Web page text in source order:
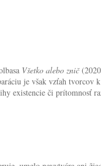
Všetko alebo znič
je však vzťah
existencie či prítomnosť